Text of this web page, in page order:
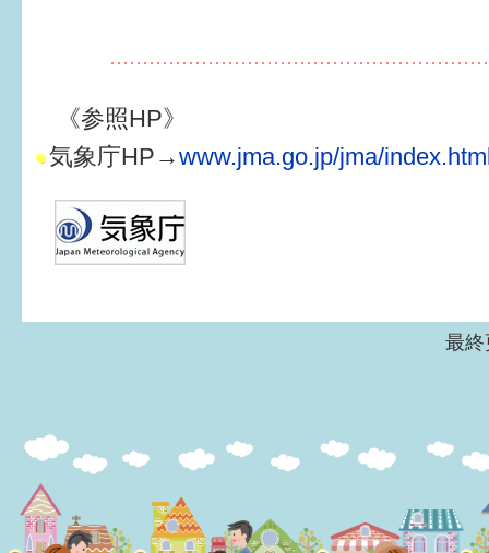
《参照HP》
気象庁HP→www.jma.go.jp/jma/
最終